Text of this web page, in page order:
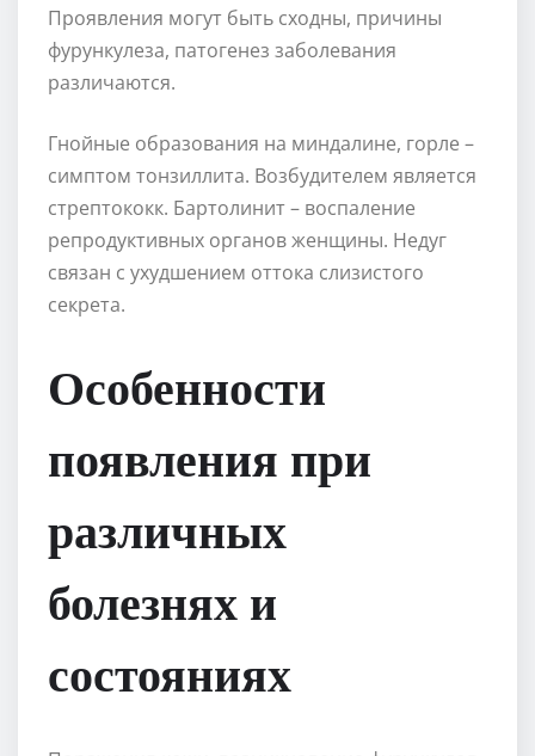
Проявления могут быть сходны, причины
фурункулеза, патогенез заболевания
различаются.
Гнойные образования на миндалине, горле –
симптом тонзиллита. Возбудителем является
стрептококк. Бартолинит – воспаление
репродуктивных органов женщины. Недуг
связан с ухудшением оттока слизистого
секрета.
Особенности
появления при
различных
болезнях и
состояниях